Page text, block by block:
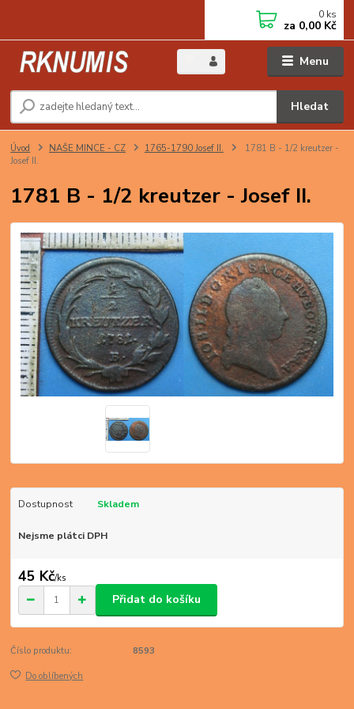
Menu
Hledat
0 ks
za 0,00 Kč
Úvod NAŠE MINCE - CZ 1765-1790 Josef II.
1781 B - 1/2 kreutzer -
Josef II.
1781 B - 1/2 kreutzer - Josef II.
Dostupnost Skladem
Nejsme plátci DPH
45 Kč/ks
Přidat do košíku
Číslo produktu: 8593
Do oblíbených